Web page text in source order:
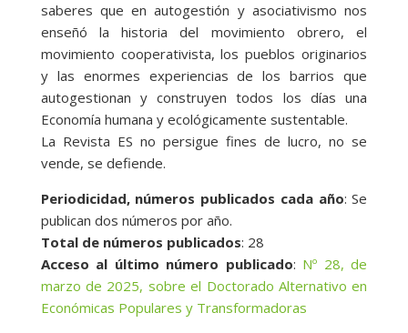
saberes que en autogestión y asociativismo nos
enseñó la historia del movimiento obrero, el
movimiento cooperativista, los pueblos originarios
y las enormes experiencias de los barrios que
autogestionan y construyen todos los días una
Economía humana y ecológicamente sustentable.
La Revista ES no persigue fines de lucro, no se
vende, se defiende.
Periodicidad, números publicados cada año: Se
publican dos números por año.
Total de números publicados: 28
Acceso al último número publicado: Nº 28, de
marzo de 2025, sobre el Doctorado Alternativo en
Económicas Populares y Transformadoras